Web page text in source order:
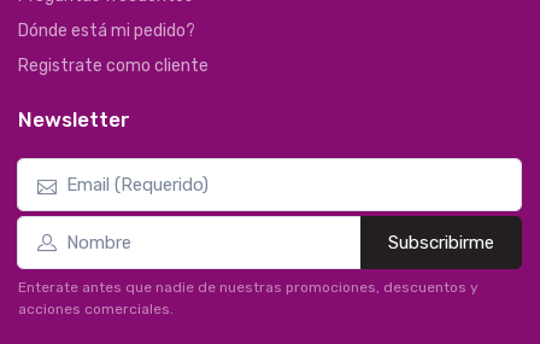
Dónde está mi pedido?
Registrate como cliente
Newsletter
Subscribirme
Enterate antes que nadie de nuestras promociones, descuentos y
acciones comerciales.